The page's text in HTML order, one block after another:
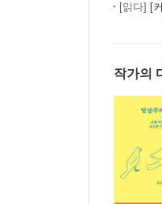
간지럽다 :
Part 03. 자
“약해졌을
성숙 : 애어
# 나이 든다
꿈 : 꼭 이루
[읽다] [
작가의